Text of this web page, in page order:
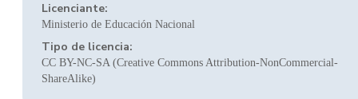
Licenciante:
Ministerio de Educación Nacional
Tipo de licencia:
CC BY-NC-SA (Creative Commons Attribution-NonCommercial-
ShareAlike)